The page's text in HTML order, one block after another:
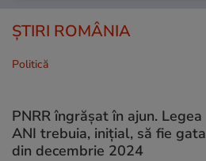
ȘTIRI ROMÂNIA
Politică
PNRR îngrășat în ajun. Legea
ANI trebuia, inițial, să fie gata
din decembrie 2024